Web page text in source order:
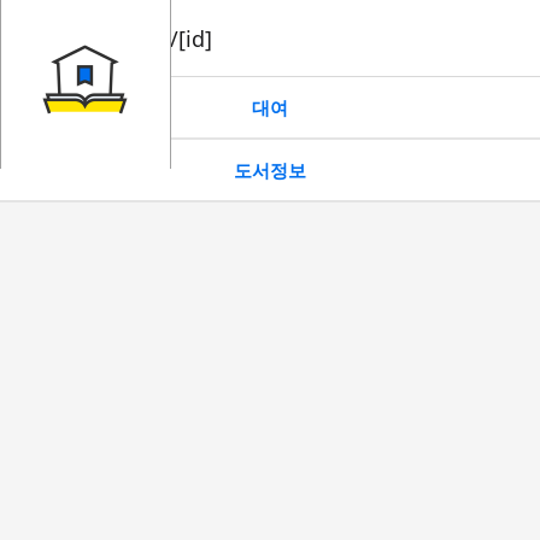
book/rent/[id]
대여
도서정보